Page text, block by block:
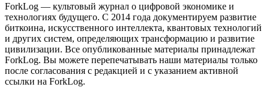
ForkLog — культовый журнал о цифровой экономике и
технологиях будущего. С 2014 года документируем развитие
биткоина, искусственного интеллекта, квантовых технологий
и других систем, определяющих трансформацию и развитие
цивилизации. Все опубликованные материалы принадлежат
ForkLog. Вы можете перепечатывать наши материалы только
после согласования с редакцией и с указанием активной
ссылки на ForkLog.